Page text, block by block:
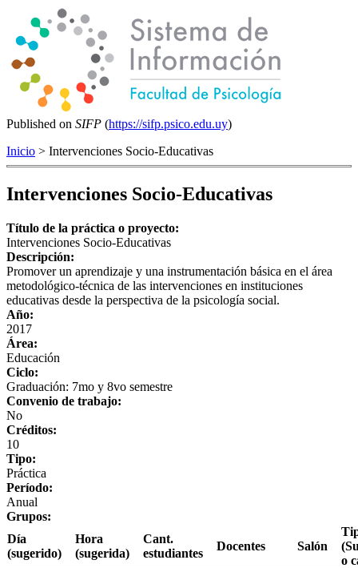
Published on SIFP (https://sifp.psico.edu.uy)
Inicio > Intervenciones Socio-Educativas
Intervenciones Socio-Educativas
Título de la práctica o proyecto:
Intervenciones Socio-Educativas
Descripción:
Promover un aprendizaje y una instrumentación básica en el área
metodológico-técnica de las intervenciones en instituciones
educativas desde la perspectiva de la psicología social.
Año:
2017
Área:
Educación
Ciclo:
Graduación: 7mo y 8vo semestre
Convenio de trabajo:
No
Créditos:
10
Tipo:
Práctica
Período:
Anual
Grupos:
Día
(sugerido)
Hora
(sugerida)
Cant.
estudiantes
Docentes Salón
o